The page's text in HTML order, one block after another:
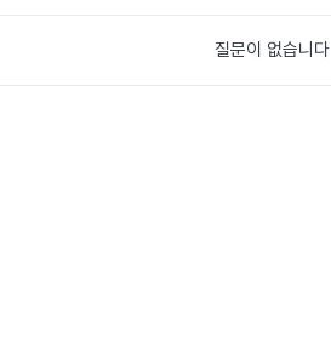
질문이 없습니다